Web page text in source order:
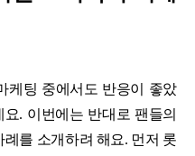
케팅 중에서도 반응이 좋았
. 이번에는 반대로 팬들의
를 소개하려 해요. 먼저 롯